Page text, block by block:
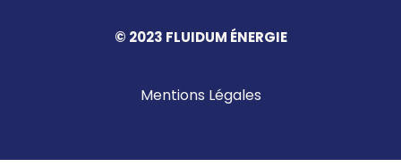
© 2023 FLUIDUM ÉNERGIE
Mentions Légales